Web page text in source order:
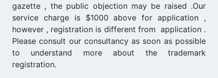
gazette , the public objection may be raised .Our
service charge is $1000 above for application ,
however , registration is different from application .
Please consult our consultancy as soon as possible
to understand more about the trademark
registration.